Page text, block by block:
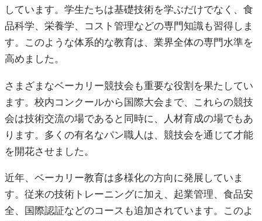
しています。学生たちは基礎技術を学ぶだけでなく、食
品科学、栄養学、コスト管理などの専門知識も習得しま
す。このような体系的な教育は、業界全体の専門水準を
高めました。
さまざまなベーカリー競技会も重要な役割を果たしてい
ます。校内コンクールから国際大会まで、これらの競技
会は技術交流の場であると同時に、人材育成の場でもあ
ります。多くの有名なパン職人は、競技会を通じて才能
を開花させました。
近年、ベーカリー教育は多様化の方向に発展していま
す。従来の技術トレーニングに加え、起業管理、食品安
全、国際認証などのコースも追加されています。このよ